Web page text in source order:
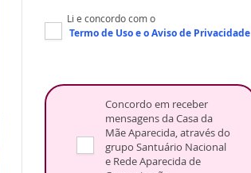
Li e concordo com o
Termo de Usoe oAviso de Privacidade
Concordo em receber
mensagens da Casa da
Mãe Aparecida, através do
grupo Santuário Nacional
e Rede Aparecida de